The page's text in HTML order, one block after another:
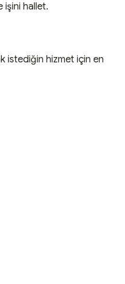
işini hallet.
istediğin hizmet için en